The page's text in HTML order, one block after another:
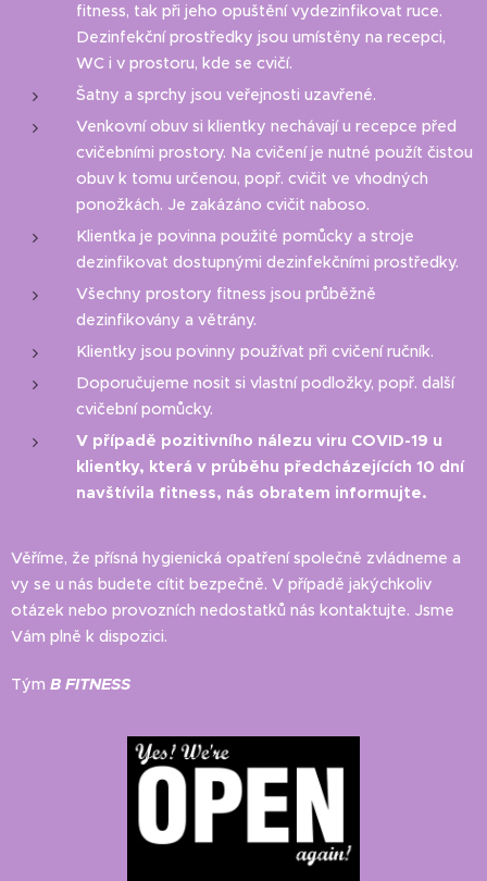
fitness, tak při jeho opuštění vydezinfikovat ruce.
Dezinfekční prostředky jsou umístěny na recepci,
WC i v prostoru, kde se cvičí.
Šatny a sprchy jsou veřejnosti uzavřené.
Venkovní obuv si klientky nechávají u recepce před
cvičebními prostory. Na cvičení je nutné použít čistou
obuv k tomu určenou, popř. cvičit ve vhodných
ponožkách. Je zakázáno cvičit naboso.
Klientka je povinna použité pomůcky a stroje
dezinfikovat dostupnými dezinfekčními prostředky.
Všechny prostory fitness jsou průběžně
dezinfikovány a větrány.
Klientky jsou povinny používat při cvičení ručník.
Doporučujeme nosit si vlastní podložky, popř. další
cvičební pomůcky.
V případě pozitivního nálezu viru COVID-19 u
klientky, která v průběhu předcházejících 10 dní
navštívila fitness, nás obratem informujte.
Věříme, že přísná hygienická opatření společně zvládneme a
vy se u nás budete cítit bezpečně. V případě jakýchkoliv
otázek nebo provozních nedostatků nás kontaktujte. Jsme
Vám plně k dispozici.
Tým B FITNESS